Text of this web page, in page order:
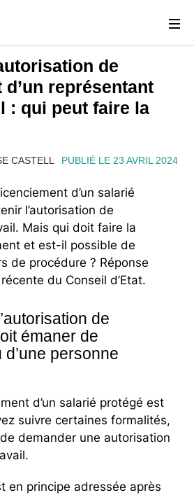
de
représentant
: qui peut faire la
CASTELL PUBLIÉ LE 23 AVRIL 2024
d’un salarié
l’autorisation de
Mais qui doit faire la
et est-il possible de
de procédure ? Réponse
du Conseil d’Etat.
de
émaner de
d’une personne
d’un salarié protégé est
suivre certaines formalités,
demander une autorisation
en principe adressée après